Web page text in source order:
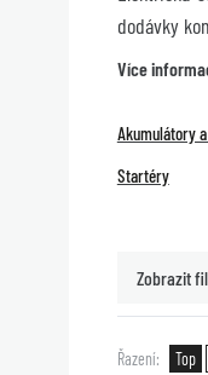
dodávky
Více
Akumulátory
Startéry
Zobrazit
Řazení Top